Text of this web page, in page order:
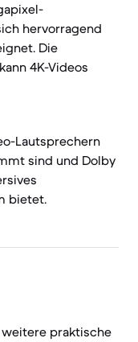
hervorragend
Die
4K-Videos
Lautsprechern
sind und Dolby
bietet.
praktische